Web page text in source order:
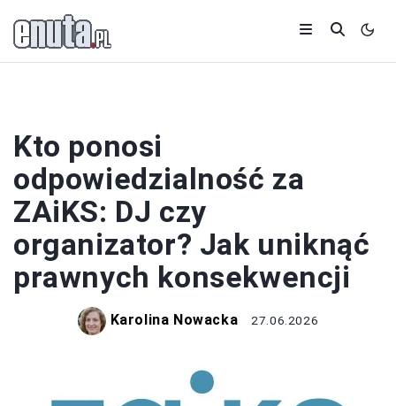
Kto ponosi
odpowiedzialność za
ZAiKS: DJ czy
organizator? Jak uniknąć
prawnych konsekwencji
Karolina Nowacka 27.06.2026